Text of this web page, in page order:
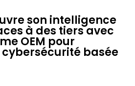
son intelligence
à des tiers avec
OEM pour
basée